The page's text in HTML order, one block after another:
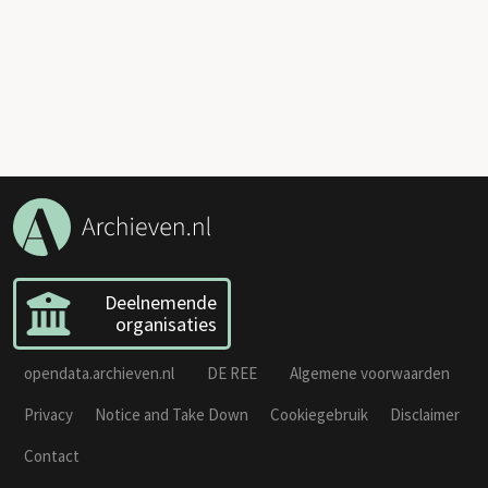
Deelnemende
organisaties
opendata.archieven.nl DE REE
Algemene voorwaarden
Privacy
Notice and Take Down Cookiegebruik
Disclaimer
Contact